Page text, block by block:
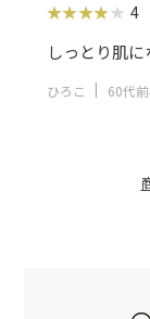
ール、パルミチン4
しっとり肌に
ひろこ 60代